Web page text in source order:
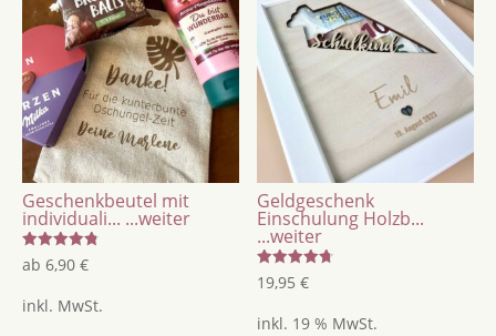
Geschenkbeutel mit
individuali... ...weiter
Bewertet
mit
von 5
ab 6,90 €
inkl. MwSt.
Geldgeschenk
Einschulung Holzb...
...weiter
Bewertet
mit
von 5
19,95€
inkl. 19 % MwSt.